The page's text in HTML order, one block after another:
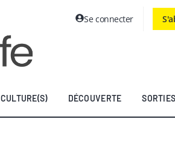
Se connecter
CULTURE(S) DÉCOUVERTE SORTIES